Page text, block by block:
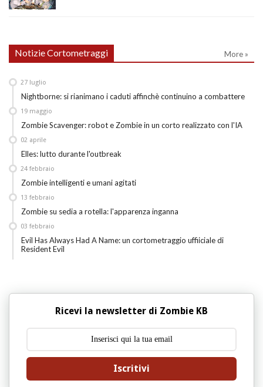
Notizie Cortometraggi More »
Nightborne: si rianimano i caduti affinchè continuino a combattere
27 luglio
Zombie Scavenger: robot e Zombie in un corto realizzato con l'IA
19 maggio
Elles: lutto durante l'outbreak
02 aprile
Zombie intelligenti e umani agitati
24 febbraio
Zombie su sedia a rotella: l'apparenza inganna
13 febbraio
Evil Has Always Had A Name: un cortometraggio uffiiciale di
Resident Evil
03 febbraio
Ricevi la newsletter di Zombie KB
Iscritivi